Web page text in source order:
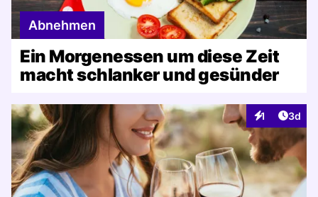
Abnehmen
Ein Morgenessen um diese Zeit
macht schlanker und gesünder
1
Interaktionen
3d